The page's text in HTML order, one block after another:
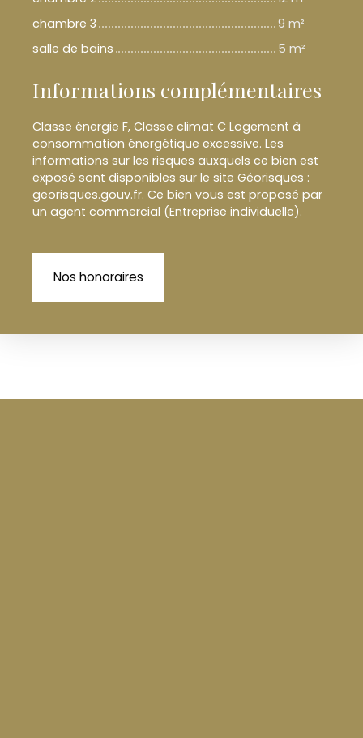
chambre 3
9 m²
salle de bains
5 m²
Informations complémentaires
Classe énergie F, Classe climat C Logement à
consommation énergétique excessive. Les
informations sur les risques auxquels ce bien est
exposé sont disponibles sur le site Géorisques :
georisques.gouv.fr. Ce bien vous est proposé par
un agent commercial (Entreprise individuelle).
Nos honoraires